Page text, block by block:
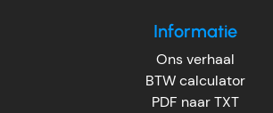
Informatie
Ons verhaal
BTW calculator
PDF naar TXT